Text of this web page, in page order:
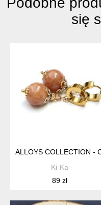
się
ALLOYS COLLECTION -
Ki-Ka
89 zł